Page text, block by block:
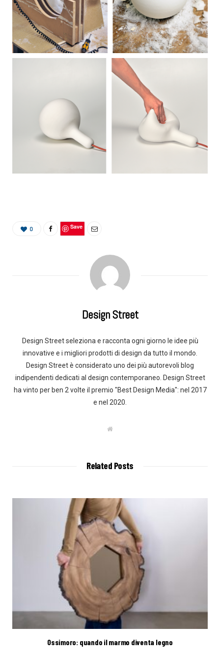
0 Save
Design Street
Design Street seleziona e racconta ogni giorno le idee più
innovative e i migliori prodotti di design da tutto il mondo.
Design Street è considerato uno dei più autorevoli blog
indipendenti dedicati al design contemporaneo. Design Street
ha vinto per ben 2 volte il premio "Best Design Media": nel 2017
e nel 2020.
W
Related Posts
Ossimoro: quando il marmo diventa legno